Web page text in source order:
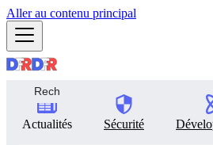
Aller au contenu principal
Actualités Sécurité